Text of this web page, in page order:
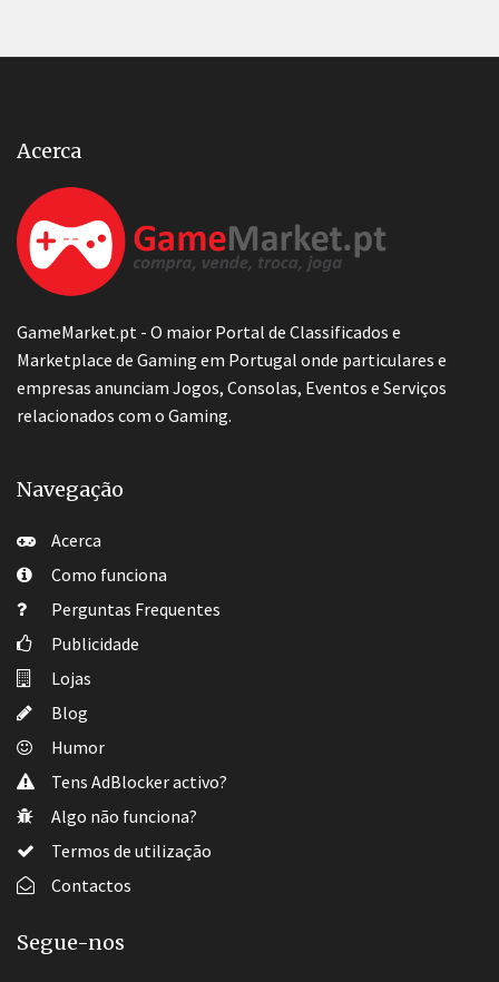
Acerca
GameMarket.pt - O maior Portal de Classificados e
Marketplace de Gaming em Portugal onde particulares e
empresas anunciam Jogos, Consolas, Eventos e Serviços
relacionados com o Gaming.
Navegação
Acerca
Como funciona
Perguntas Frequentes
Publicidade
Lojas
Blog
Humor
Tens AdBlocker activo?
Algo não funciona?
Termos de utilização
Contactos
Segue-nos